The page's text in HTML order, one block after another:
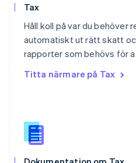
Tax
Håll koll på var du behöver
automatiskt ut rätt skatt
rapporter som behövs för
Titta närmare på Tax
Schweiz
DeutschFrançaisItaliano
Singapore
Slovakien
Spanien
Español